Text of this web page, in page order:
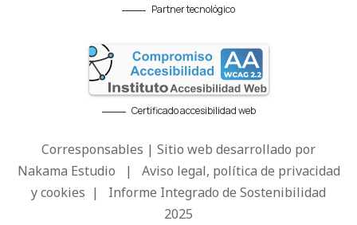
Partner tecnológico
Certificado accesibilidad web
Corresponsables | Sitio web desarrollado por
Nakama Estudio | Aviso legal, política de privacidad
y cookies | Informe Integrado de Sostenibilidad
2025